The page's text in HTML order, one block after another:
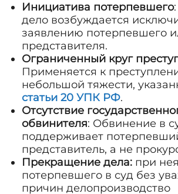
Инициатива потерпевшего
дело возбуждается
заявлению потерпевшего
представителя.
Ограниченный круг
Применяется к
небольшой тяжести,
статьи 20 УПК РФ.
Отсутствие
обвинителя: Обвинение в
поддерживает
представитель, а не
Прекращение дела: при
потерпевшего в суд без
причин делопроизводство